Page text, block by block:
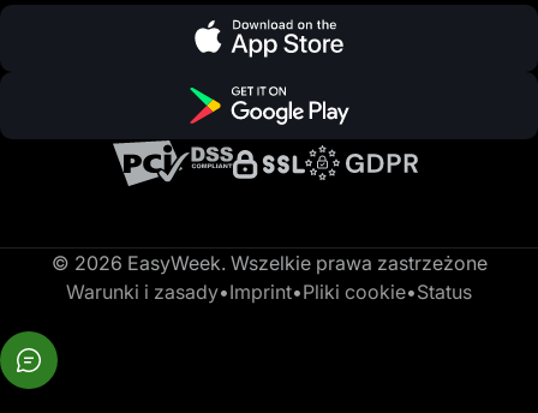
© 2026 EasyWeek. Wszelkie prawa zastrzeżone
Warunki i zasady•Imprint•Pliki cookie•Status